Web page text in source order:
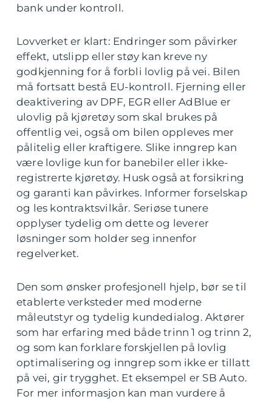
bank under kontroll.
Lovverket er klart: Endringer som påvirker
effekt, utslipp eller støy kan kreve ny
godkjenning for å forbli lovlig på vei. Bilen
må fortsatt bestå EU-kontroll. Fjerning eller
deaktivering av DPF, EGR eller AdBlue er
ulovlig på kjøretøy som skal brukes på
offentlig vei, også om bilen oppleves mer
pålitelig eller kraftigere. Slike inngrep kan
være lovlige kun for banebiler eller ikke-
registrerte kjøretøy. Husk også at forsikring
og garanti kan påvirkes. Informer forselskap
og les kontraktsvilkår. Seriøse tunere
opplyser tydelig om dette og leverer
løsninger som holder seg innenfor
regelverket.
Den som ønsker profesjonell hjelp, bør se til
etablerte verksteder med moderne
måleutstyr og tydelig kundedialog. Aktører
som har erfaring med både trinn 1 og trinn 2,
og som kan forklare forskjellen på lovlig
optimalisering og inngrep som ikke er tillatt
på vei, gir trygghet. Et eksempel er SB Auto.
For mer informasjon kan man vurdere å